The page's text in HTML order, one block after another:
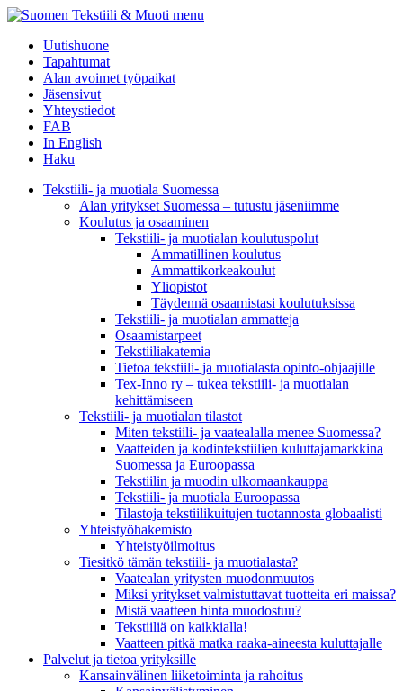
menu
Uutishuone
Tapahtumat
Alan avoimet työpaikat
Jäsensivut
Yhteystiedot
FAB
In English
Haku
Tekstiili- ja muotiala Suomessa
Alan yritykset Suomessa – tutustu jäseniimme
Koulutus ja osaaminen
Tekstiili- ja muotialan koulutuspolut
Ammatillinen koulutus
Ammattikorkeakoulut
Yliopistot
Täydennä osaamistasi koulutuksissa
Tekstiili- ja muotialan ammatteja
Osaamistarpeet
Tekstiiliakatemia
Tietoa tekstiili- ja muotialasta opinto-ohjaajille
Tex-Inno ry – tukea tekstiili- ja muotialan
kehittämiseen
Tekstiili- ja muotialan tilastot
Miten tekstiili- ja vaatealalla menee Suomessa?
Vaatteiden ja kodintekstiilien kuluttajamarkkina
Suomessa ja Euroopassa
Tekstiilin ja muodin ulkomaankauppa
Tekstiili- ja muotiala Euroopassa
Tilastoja tekstiilikuitujen tuotannosta globaalisti
Yhteistyö­hakemisto
Yhteistyöilmoitus
Tiesitkö tämän tekstiili- ja muotialasta?
Vaatealan yritysten muodonmuutos
Miksi yritykset valmistuttavat tuotteita eri maissa?
Mistä vaatteen hinta muodostuu?
Tekstiiliä on kaikkialla!
Vaatteen pitkä matka raaka-aineesta kuluttajalle
Palvelut ja tietoa yrityksille
Kansainvälinen liiketoiminta ja rahoitus